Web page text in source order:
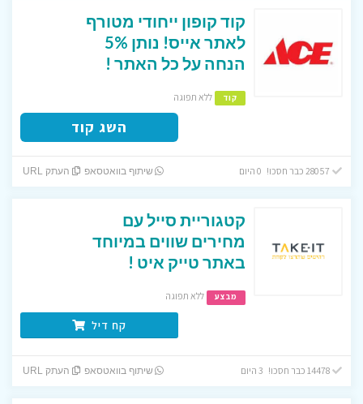
קוד קופון ייחודי מטורף
לאתר אייס! נותן 5%
הנחה על כל האתר !
קוד ללא תפוגה
השג קוד
שיתוף בוואטסאפ העתק URL
קטגוריית סייל עם
מחירים שווים במיוחד
באתר טייק איט !
מבצע ללא תפוגה
קח דיל
14478 כבר חסכו! 3 היום שיתוף בוואטסאפ העתק URL